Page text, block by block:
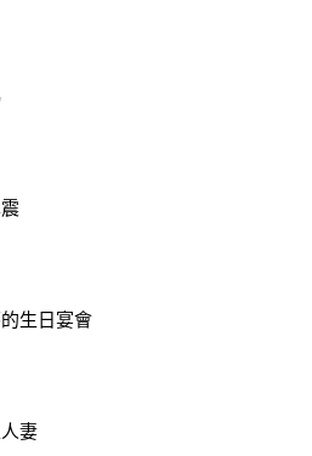
生日宴會
妻